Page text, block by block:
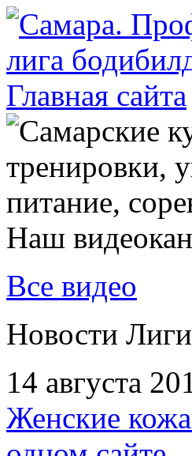
Наш
Все видео
Новости Лиги
14 августа
Женские